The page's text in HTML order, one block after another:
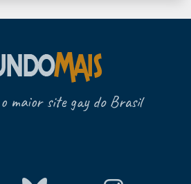
maior site gay do Brasil